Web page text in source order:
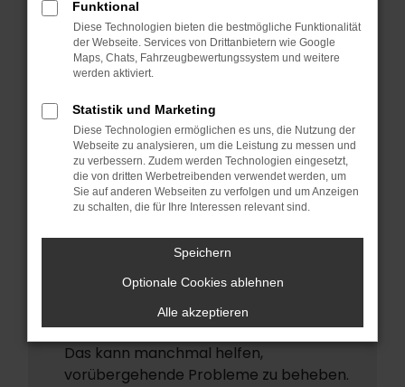
Beim Laden ist ein Fehler aufgetreten.
Hier sind ein paar Tipps, die dir helfen
können:
Überprüfe deine Firewall und deine
Internetverbindung.
Laden andere Webseiten, zum Beispiel
deine Suchmaschine?
Prüfe deine Browsererweiterungen.
Manche Erweiterungen, wie
Werbeblocker, können das Laden
bestimmter Seiten verhindern.
Funktioniert die Seite in einem anderen
Browser oder in einem privaten Fenster?
Starte dein Gerät neu.
Das kann manchmal helfen,
vorübergehende Probleme zu beheben.
Funktional
Diese Technologien bieten die bestmögliche Funktionalität
der Webseite. Services von Drittanbietern wie Google
Maps, Chats, Fahrzeugbewertungssystem und weitere
werden aktiviert.
Statistik und Marketing
Diese Technologien ermöglichen es uns, die Nutzung der
Webseite zu analysieren, um die Leistung zu messen und
zu verbessern. Zudem werden Technologien eingesetzt,
die von dritten Werbetreibenden verwendet werden, um
Sie auf anderen Webseiten zu verfolgen und um Anzeigen
zu schalten, die für Ihre Interessen relevant sind.
Speichern
Optionale Cookies ablehnen
Alle akzeptieren